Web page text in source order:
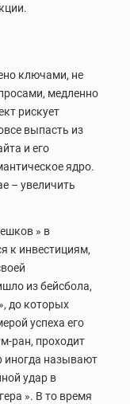
ключами, не
медленно
рискует
выпасть из
и его
ядро.
– увеличить
» в
к инвестициям,
из бейсбола,
до которых
успеха его
ран, проходит
иногда называют
удар в
». В то время